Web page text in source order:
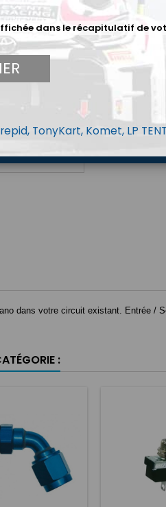
Quantité
Sur
dans votre circuit existant. Entrée /
:
dans le récapitulatif de
TonyKart, Komet, LP